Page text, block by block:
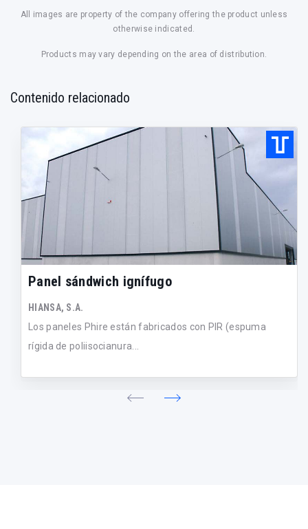
All images are property of the company offering the product unless
otherwise indicated.
Products may vary depending on the area of distribution.
Contenido relacionado
Panel sándwich ignífugo
HIANSA, S.A.
Los paneles Phire están fabricados con PIR (espuma
rígida de poliisocianura...